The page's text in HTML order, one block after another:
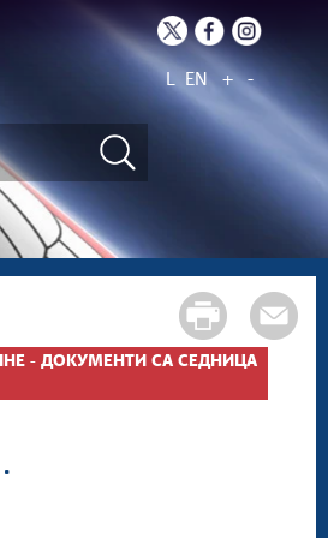
L EN + -
- ДОКУМЕНТИ СА СЕДНИЦА